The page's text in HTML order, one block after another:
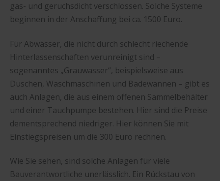
gas- und geruchsdicht verschlossen. Solche Systeme
beginnen in der Anschaffung bei ca. 1500 Euro.
Für Abwässer, die nicht durch schlecht riechende
Hinterlassenschaften verunreinigt sind –
sogenanntes „Grauwasser“, beispielsweise aus
Duschen, Waschmaschinen und Badewannen – gibt es
auch Anlagen, die aus einem offenen Sammelbehälter
und einer Tauchpumpe bestehen. Hier sind die Preise
dementsprechend niedriger. Hier können Sie mit
Einstiegspreisen um die 300 Euro rechnen.
Wie Sie sehen, sind solche Anlagen für viele
Bauverantwortliche unerlässlich. Ein Rückstau von